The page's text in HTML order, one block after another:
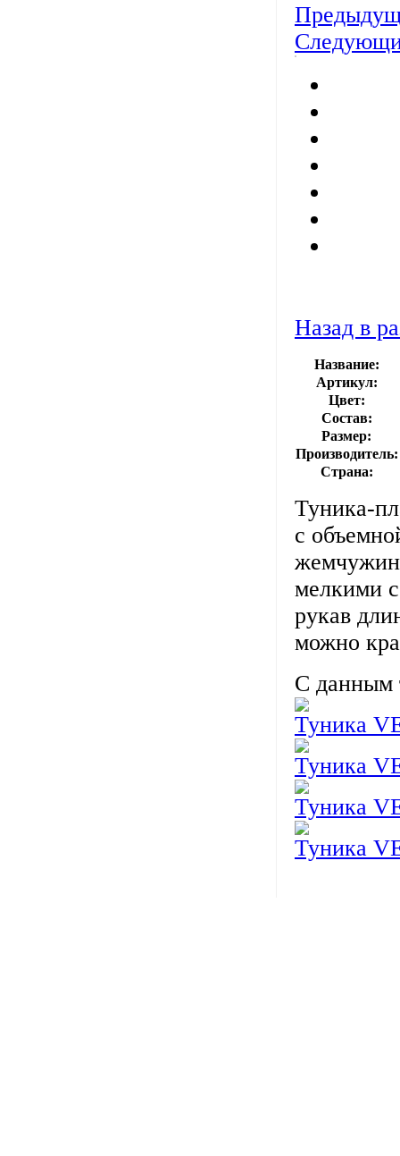
Назад в
Название:
Артикул:
Цвет:
Состав:
Размер:
Производитель:
Страна:
Туника-
с
мелкими
рукав
можно
С данным
Туника
Туника
Туника
Туника